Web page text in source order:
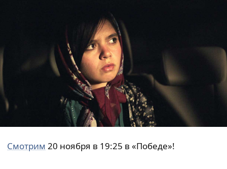
Смотрим 20 ноября в 19:25 в «Победе»!